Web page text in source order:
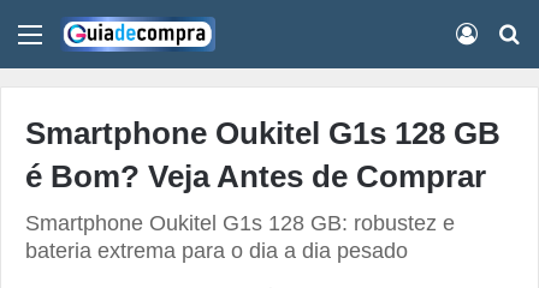
Menu
Smartphone Oukitel G1s 128 GB
é Bom? Veja Antes de Comprar
Smartphone Oukitel G1s 128 GB: robustez e
bateria extrema para o dia a dia pesado